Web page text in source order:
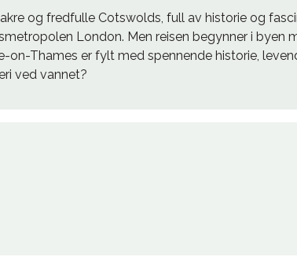
og fredfulle Cotswolds, full av historie og
London. Men reisen begynner i byen
on-Thames er fylt med spennende historie,
ved vannet?